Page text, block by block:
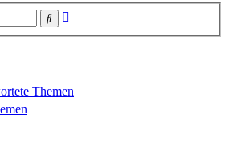
Suche
Themen